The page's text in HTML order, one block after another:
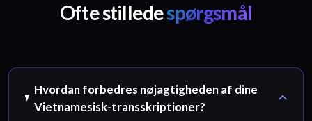
Ofte stilledespørgsmål
Hvordan forbedres nøjagtigheden af dine
Vietnamesisk-transskriptioner?